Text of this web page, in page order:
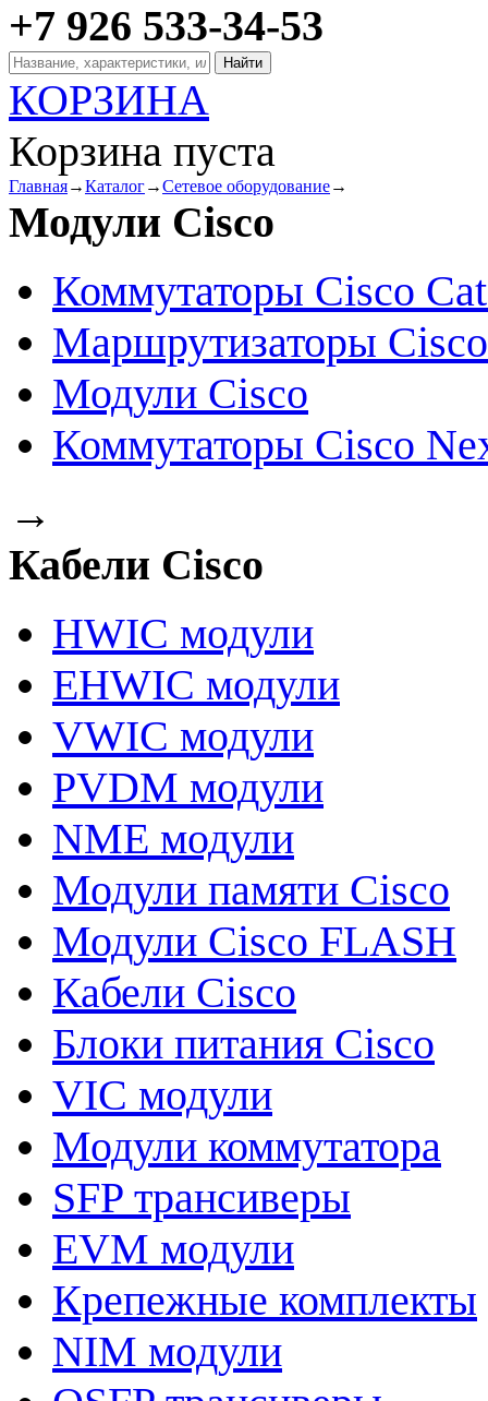
+7 926 533-34-53
КОРЗИНА
Корзина пуста
Главная→Каталог→Сетевое оборудование→
Модули Cisco
Коммутаторы Cisco
Маршрутизаторы Cisco
Модули Cisco
Коммутаторы Cisco
→
Кабели Cisco
HWIC модули
EHWIC модули
VWIC модули
PVDM модули
NME модули
Модули памяти Cisco
Модули Cisco FLASH
Кабели Cisco
Блоки питания Cisco
VIC модули
Модули коммутатора
SFP трансиверы
EVM модули
Крепежные комплекты
NIM модули